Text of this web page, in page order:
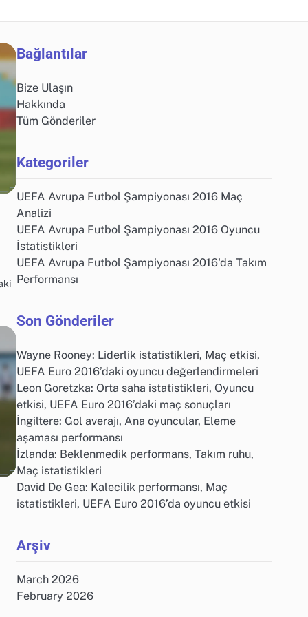
Bağlantılar
Bize Ulaşın
Hakkında
Tüm Gönderiler
Kategoriler
UEFA Avrupa Futbol Şampiyonası 2016 Maç
Analizi
UEFA Avrupa Futbol Şampiyonası 2016 Oyuncu
İstatistikleri
UEFA Avrupa Futbol Şampiyonası 2016'da Takım
Performansı
Son Gönderiler
Wayne Rooney: Liderlik istatistikleri, Maç etkisi,
UEFA Euro 2016’daki oyuncu değerlendirmeleri
Leon Goretzka: Orta saha istatistikleri, Oyuncu
etkisi, UEFA Euro 2016’daki maç sonuçları
İngiltere: Gol averajı, Ana oyuncular, Eleme
aşaması performansı
İzlanda: Beklenmedik performans, Takım ruhu,
Maç istatistikleri
David De Gea: Kalecilik performansı, Maç
istatistikleri, UEFA Euro 2016’da oyuncu etkisi
Arşiv
March 2026
February 2026